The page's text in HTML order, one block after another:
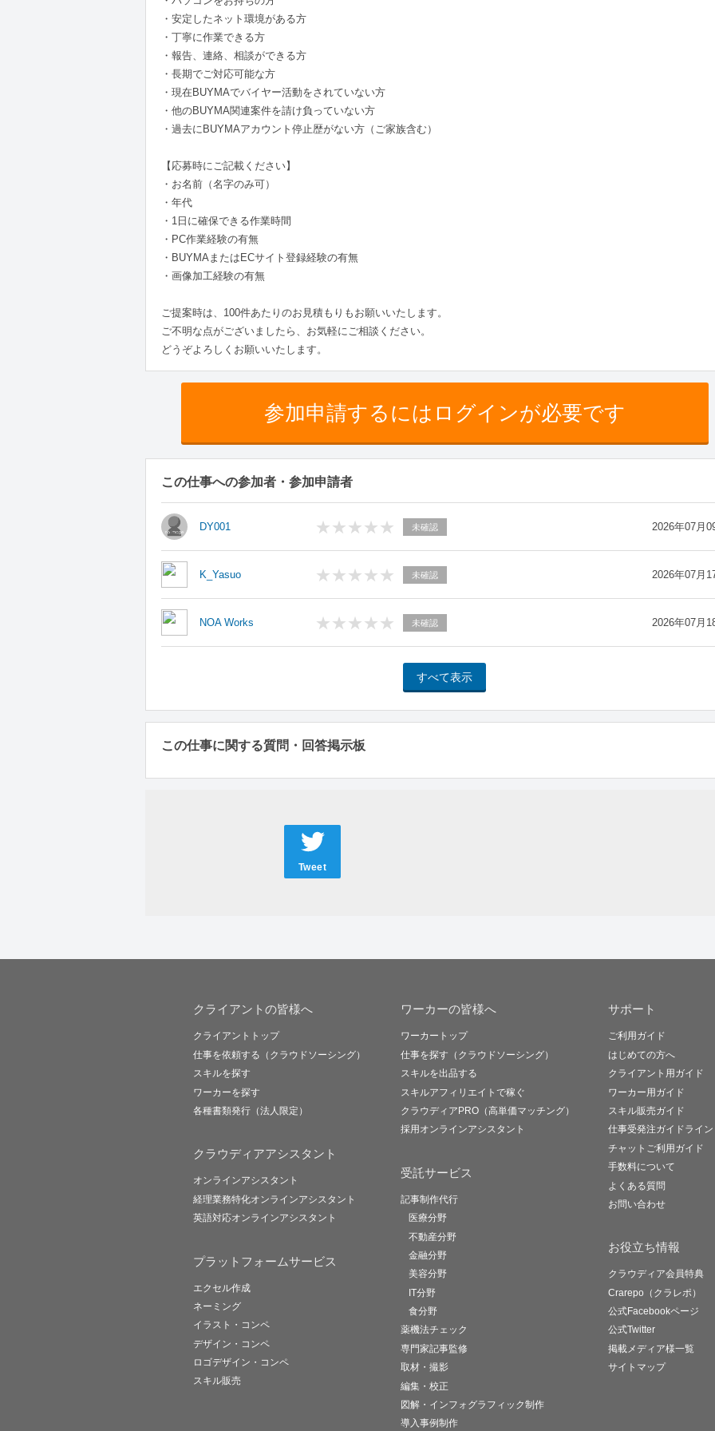
・安定したネット環境がある方
・丁寧に作業できる方
・報告、連絡、相談ができる方
・長期でご対応可能な方
・現在BUYMAでバイヤー活動をされていない方
・他のBUYMA関連案件を請け負っていない方
・過去にBUYMAアカウント停止歴がない方（ご家族含む）
【応募時にご記載ください】
・お名前（名字のみ可）
・年代
・1日に確保できる作業時間
・PC作業経験の有無
・BUYMAまたはECサイト登録経験の有無
・画像加工経験の有無
ご提案時は、100件あたりのお見積もりもお願いいたします。
ご不明な点がございましたら、お気軽にご相談ください。
どうぞよろしくお願いいたします。
参加申請するにはログインが必要です
この仕事への参加者・参加申請者
DY001 未確認 2026年07月
K_Yasuo 未確認 2026年07月
NOA Works 未確認 2026年07月
この仕事に関する質問・回答掲示板
Tweet
クライアントの皆様へ
クライアントトップ
仕事を依頼する（クラウドソーシング）
スキルを探す
ワーカーを探す
各種書類発行（法人限定）
クラウディアアシスタント
オンラインアシスタント
経理業務特化オンラインアシスタント
英語対応オンラインアシスタント
プラットフォームサービス
エクセル作成
ネーミング
イラスト・コンペ
デザイン・コンペ
ロゴデザイン・コンペ
スキル販売
ワーカーの皆様へ
ワーカートップ
仕事を探す（クラウドソーシング）
スキルを出品する
スキルアフィリエイトで稼ぐ
クラウディアPRO（高単価マッチング）
採用オンラインアシスタント
受託サービス
記事制作代行
医療分野
不動産分野
金融分野
美容分野
IT分野
食分野
薬機法チェック
専門家記事監修
取材・撮影
編集・校正
図解・インフォグラフィック制作
導入事例制作
サポート
ご利用ガイド
はじめての方へ
クライアント用ガイド
ワーカー用ガイド
スキル販売ガイド
仕事受発注ガイドライン
チャットご利用ガイド
手数料について
よくある質問
お問い合わせ
お役立ち情報
クラウディア会員特典
Crarepo（クラレポ）
公式Facebookページ
公式Twitter
掲載メディア様一覧
サイトマップ